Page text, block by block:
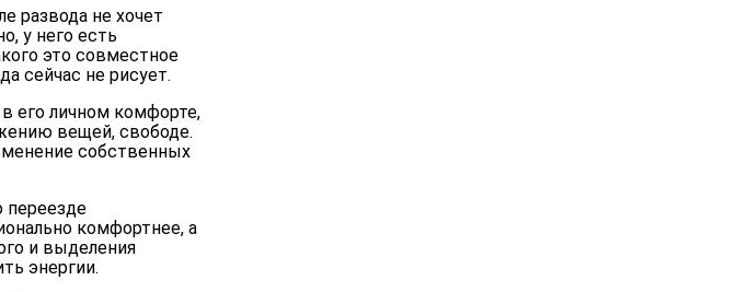
развода не хочет
у него есть
это совместное
сейчас не рисует.
его личном комфорте,
вещей, свободе.
собственных
переезде
комфортнее, а
и выделения
энергии.